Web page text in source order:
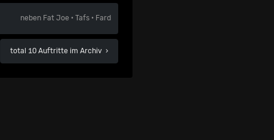
neben Fat Joe ·Tafs · Fard
total 10 Auftritte im Archiv ›